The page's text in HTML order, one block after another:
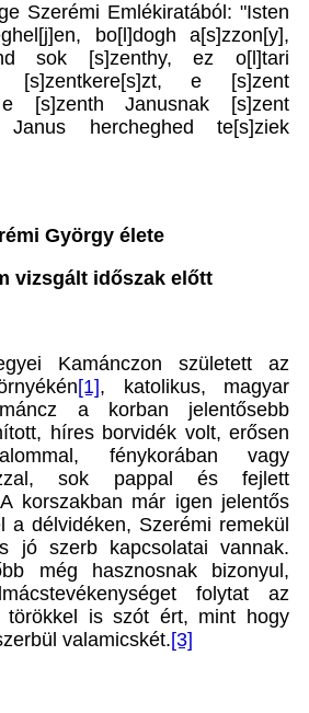
Szerémi Emlékiratából: "Isten
bo[l]dogh a[s]zzon[y],
sok [s]zenthy, ez o[l]tari
[s]zentkere[s]zt, e [s]zent
[s]zenth Janusnak [s]zent
hercheghed te[s]ziek
György élete
vizsgált időszak előtt
Kamánczon született az
[1], katolikus, magyar
a korban jelentősebb
híres borvidék volt, erősen
fénykorában vagy
sok pappal és fejlett
korszakban már igen jelentős
a délvidéken, Szerémi remekül
jó szerb kapcsolatai vannak.
még hasznosnak bizonyul,
folytat az
törökkel is szót ért, mint hogy
valamicskét.[3]